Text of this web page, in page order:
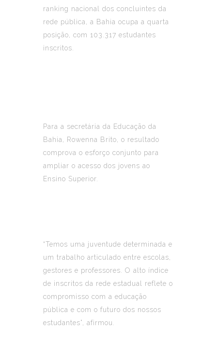
ranking nacional dos concluintes da
rede pública, a Bahia ocupa a quarta
posição, com 103.317 estudantes
inscritos.
Para a secretária da Educação da
Bahia,
Rowenna Brito , o resultado
comprova o esforço conjunto para
ampliar o acesso dos jovens ao
Ensino Superior.
“Temos uma juventude determinada e
um trabalho articulado entre escolas,
gestores e professores. O alto índice
de inscritos da rede estadual reflete o
compromisso com a educação
pública e com o futuro dos nossos
estudantes”, afirmou.